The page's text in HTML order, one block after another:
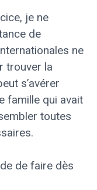
je ne
de
ne
trouver la
s’avérer
famille qui avait
toutes
de faire dès